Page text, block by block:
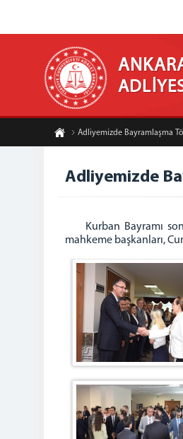
Adliyemizde Bayramlaşma
Adliyemizde
Kurban Bayramı
mahkeme başkanları,